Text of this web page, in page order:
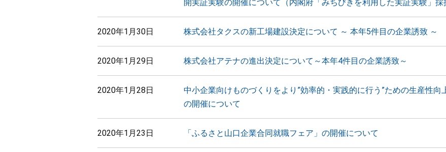
開実証実験の開催について（内閣府「みちびきを利用した実証実験」採
2020年1月30日 株式会社タクスの新工場建設決定について ～ 本年5件目の企業誘致 ～
2020年1月29日 株式会社アテナの進出決定について～本年4件目の企業誘致～
2020年1月28日
中小企業向けものづくりをより”効率的・実践的に行う”ための生産性向
の開催について
2020年1月23日 「ふるさと山口企業合同就職フェア」の開催について